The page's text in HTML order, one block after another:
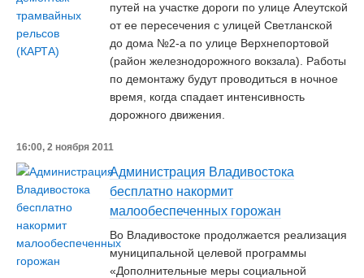
путей на участке дороги по улице Алеутской
от ее пересечения с улицей Светланской
до дома №2-а по улице Верхнепортовой
(район железнодорожного вокзала). Работы
по демонтажу будут проводиться в ночное
время, когда спадает интенсивность
дорожного движения.
16:00, 2 ноября 2011
Администрация Владивостока
бесплатно накормит
малообеспеченных горожан
Во Владивостоке продолжается реализация
муниципальной целевой программы
«Дополнительные меры социальной